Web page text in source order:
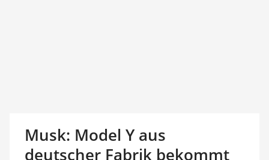
Musk: Model Y aus
deutscher Fabrik bekommt